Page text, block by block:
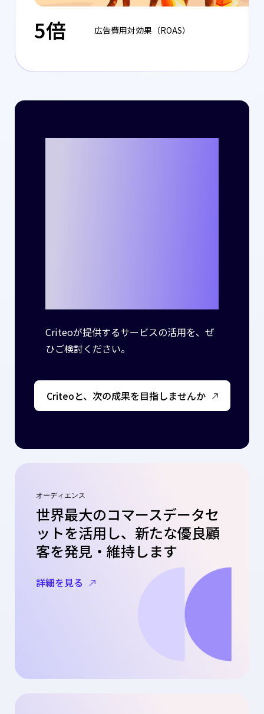
5倍 広告費用対効果（ROAS）
Criteoが提供するサービスの活用を、ぜ
ひご検討ください。
Criteoと、次の成果を目指しませんか
オーディエンス
世界最大のコマースデータセ
ットを活用し、新たな優良顧
客を発見・維持します
詳細を見る